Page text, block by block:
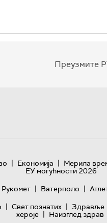
Преузмите
| Економија | Мерила
ЕУ могућности 2026
Рукомет | Ватерполо |
| Свет познатих | Здравље
хероје | Наизглед здрав